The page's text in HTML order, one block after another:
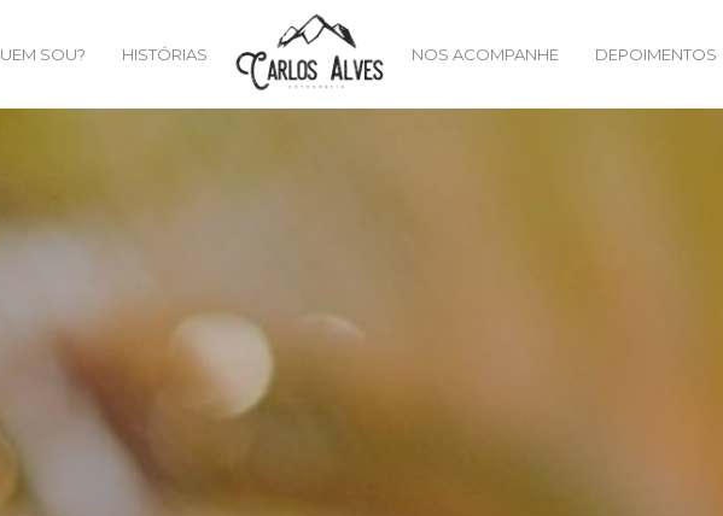
SOU? HISTÓRIAS NOS ACOMPANHE DEPOIMENTOS